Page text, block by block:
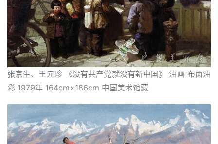
稿
学
术
研
究
法
书
欣
赏
张京生、王元珍 《没有共产党就没有新中国》 油画 布面油
彩 1979年 164cm×186cm 中国美术馆藏